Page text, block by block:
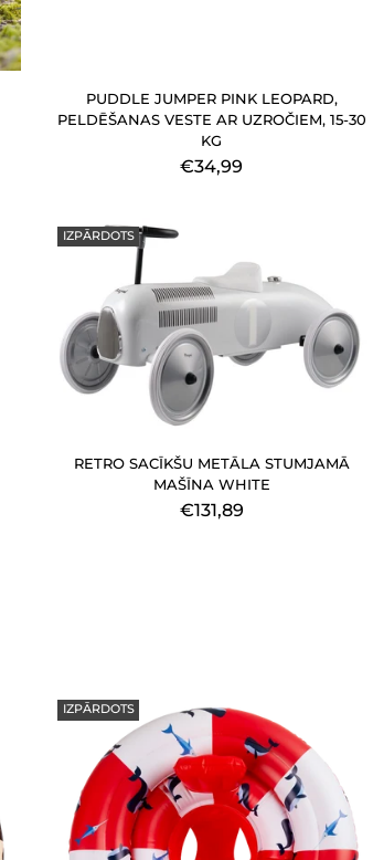
PUDDLE JUMPER PINK LEOPARD,
PELDĒŠANAS VESTE AR UZROČIEM, 15-30
KG
€34,99
IZPĀRDOTS
RETRO SACĪKŠU METĀLA STUMJAMĀ
MAŠĪNA WHITE
€131,89
IZPĀRDOTS